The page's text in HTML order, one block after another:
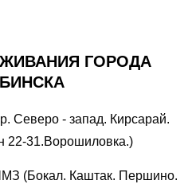
ГОРОДА
Северо - запад. Кирсарай.
22-31.Ворошиловка.)
(Бокал. Каштак. Першино.